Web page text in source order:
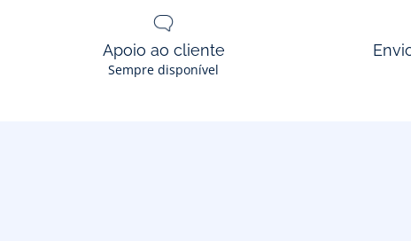
Apoio ao cliente
Sempre disponível